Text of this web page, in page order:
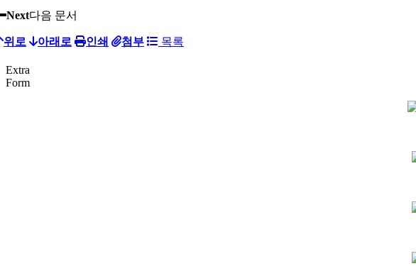
Next다음 문서
위로 아래로 인쇄 첨부 목록
Extra
Form